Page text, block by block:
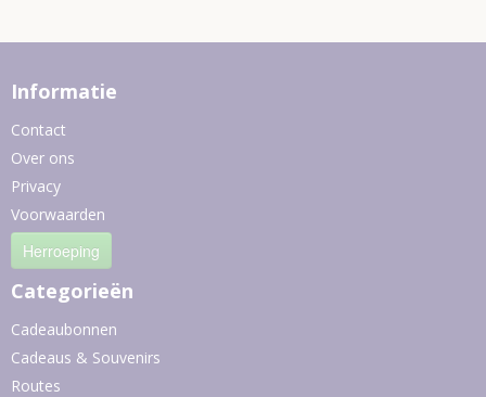
Informatie
Contact
Over ons
Privacy
Voorwaarden
Herroeping
Categorieën
Cadeaubonnen
Cadeaus & Souvenirs
Routes